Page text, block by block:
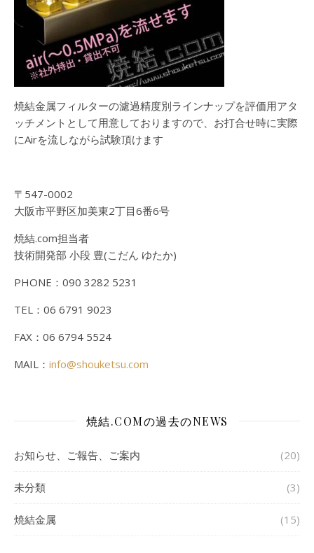
焼結金属フィルターの濾過精度別ラインナップを評価用アタ
ッチメントとして用意しておりますので、お打合せ時に実際
にAirを流しながら試験頂けます
〒547-0002
大阪市平野区加美東2丁目6番6号
焼結.com担当者
技術開発部 小段 豊(こだん ゆたか)
PHONE：090 3282 5231
TEL：06 6791 9023
FAX：06 6794 5524
MAIL： info@shouketsu.com
焼結.COMの過去のNEWS
お知らせ、ご報告、ご案内 (20)
未分類 (3)
焼結金属 (15)